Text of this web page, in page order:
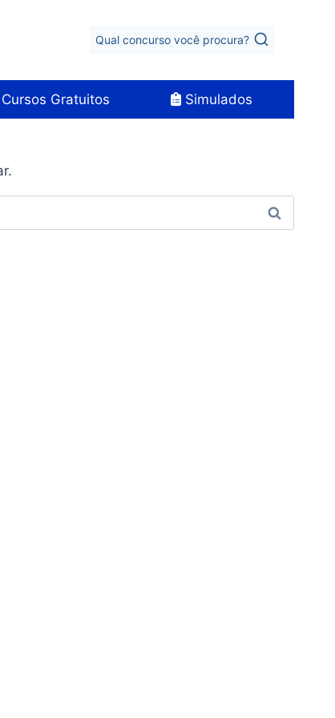
Qual concurso você procura?
Gratuitos Simulados